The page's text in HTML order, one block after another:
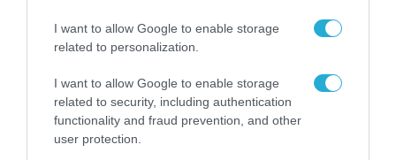
I want to allow Google to enable storage
related to personalization.
I want to allow Google to enable storage
related to security, including authentication
functionality and fraud prevention, and other
user protection.
06.08.2026 | 09:03
«Οι εντελώς αθώοι»: Η ανάρτηση του Αρκά για
τα ζώα που χάθηκαν στις πυρκαγιές της